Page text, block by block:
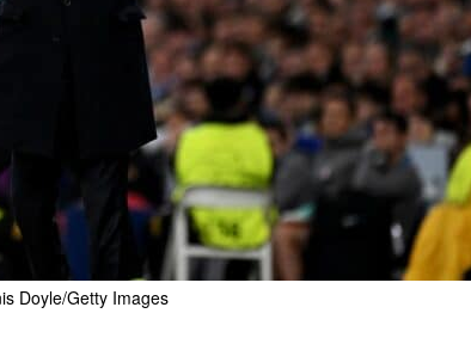
Doyle/Getty Images